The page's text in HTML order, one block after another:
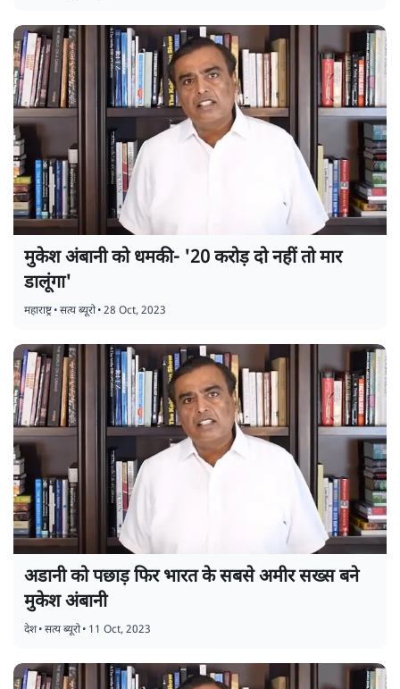
मुकेश अंबानी को धमकी- '20 करोड़ दो नहीं तो मार
डालूंगा'
महाराष्ट्र•सत्य ब्यूरो•28 Oct, 2023
अडानी को पछाड़ फिर भारत के सबसे अमीर सख्स बने
मुकेश अंबानी
देश•सत्य ब्यूरो• 11 Oct, 2023